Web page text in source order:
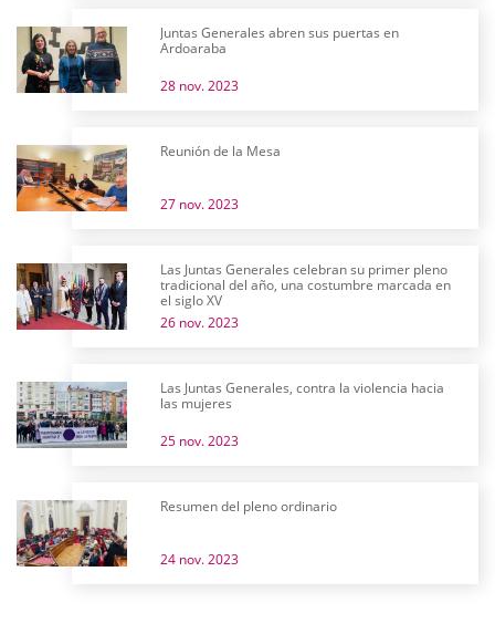
Juntas Generales abren sus puertas en
Ardoaraba
28 nov. 2023
Reunión de la Mesa
27 nov. 2023
Las Juntas Generales celebran su primer pleno
tradicional del año, una costumbre marcada en
el siglo XV
26 nov. 2023
Las Juntas Generales, contra la violencia hacia
las mujeres
25 nov. 2023
Resumen del pleno ordinario
24 nov. 2023